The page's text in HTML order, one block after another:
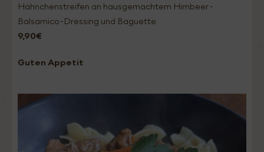
Hähnchenstreifen an hausgemachtem Himbeer-
Balsamico-Dressing und Baguette
9,90€
Guten Appetit